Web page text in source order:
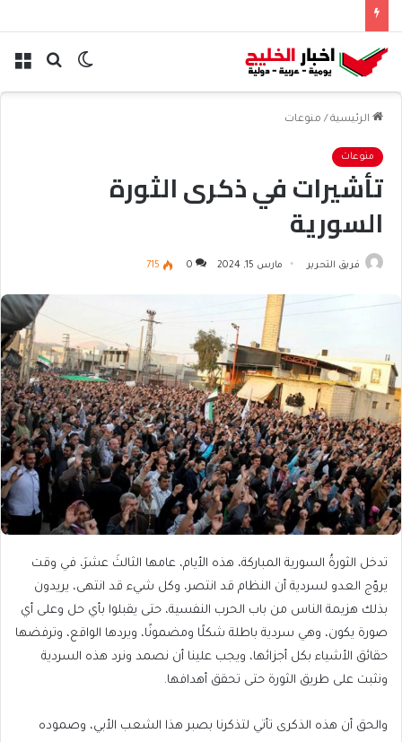
بحث الوضع
الرئيسية / منوعات
منوعات
تأشيرات في ذكرى الثورة
السورية
فريق التحرير مارس 15, 2024 0
715
تدخل الثورةُ السورية المباركة، هذه الأيام، عامها الثالثَ عشرَ، في وقت
يروّج العدو لسردية أن النظام قد انتصر، وكل شيء قد انتهى، يريدون
بذلك هزيمة الناس من باب الحرب النفسية، حتى يقبلوا بأي حل وعلى أي
صورة يكون، وهي سردية باطلة شكلًا ومضمونًا، ويردها الواقع، وترفضها
حقائق الأشياء بكل أجزائها، ويجب علينا أن نصمد ونرد هذه السردية
ونثبت على طريق الثورة حتى تحقق أهدافها.
والحق أن هذه الذكرى تأتي لتذكرنا بصبر هذا الشعب الأبي، وصموده